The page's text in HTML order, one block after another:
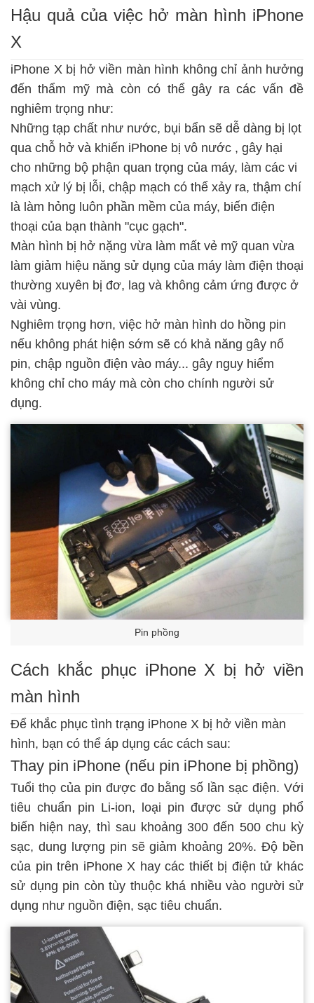
Hậu quả của việc hở màn hình iPhone
X
iPhone X bị hở viền màn hình không chỉ ảnh hưởng
đến thẩm mỹ mà còn có thể gây ra các vấn đề
nghiêm trọng như:
Những tạp chất như nước, bụi bẩn sẽ dễ dàng bị lọt
qua chỗ hở và khiến iPhone bị vô nước , gây hại
cho những bộ phận quan trọng của máy, làm các vi
mạch xử lý bị lỗi, chập mạch có thể xảy ra, thậm chí
là làm hỏng luôn phần mềm của máy, biến điện
thoại của bạn thành "cục gạch".
Màn hình bị hở nặng vừa làm mất vẻ mỹ quan vừa
làm giảm hiệu năng sử dụng của máy làm điện thoại
thường xuyên bị đơ, lag và không cảm ứng được ở
vài vùng.
Nghiêm trọng hơn, việc hở màn hình do hồng pin
nếu không phát hiện sớm sẽ có khả năng gây nổ
pin, chập nguồn điện vào máy... gây nguy hiểm
không chỉ cho máy mà còn cho chính người sử
dụng.
Pin phồng
Cách khắc phục iPhone X bị hở viền
màn hình
Để khắc phục tình trạng iPhone X bị hở viền màn
hình, bạn có thể áp dụng các cách sau:
Thay pin iPhone (nếu pin iPhone bị phồng)
Tuổi thọ của pin được đo bằng số lần sạc điện. Với
tiêu chuẩn pin Li-ion, loại pin được sử dụng phổ
biến hiện nay, thì sau khoảng 300 đến 500 chu kỳ
sạc, dung lượng pin sẽ giảm khoảng 20%. Độ bền
của pin trên iPhone X hay các thiết bị điện tử khác
sử dụng pin còn tùy thuộc khá nhiều vào người sử
dụng như nguồn điện, sạc tiêu chuẩn.